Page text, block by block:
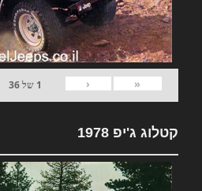
«
‹
1 של36
קטלוג ג'יפ 1978